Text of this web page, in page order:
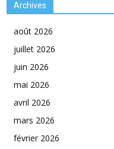
Archives
août 2026
juillet 2026
juin 2026
mai 2026
avril 2026
mars 2026
février 2026